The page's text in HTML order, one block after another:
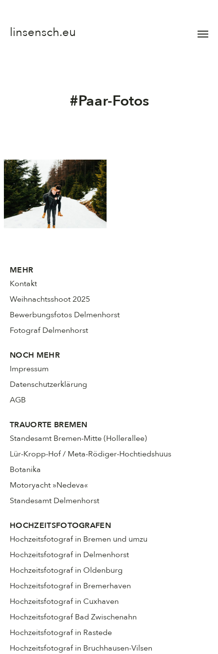
linsensch.eu
Menü
#Paar-Fotos
MEHR
Kontakt
Weihnachtsshoot 2025
Bewerbungsfotos Delmenhorst
Fotograf Delmenhorst
NOCH MEHR
Impressum
Datenschutzerklärung
AGB
TRAUORTE BREMEN
Standesamt Bremen-Mitte (Hollerallee)
Lür-Kropp-Hof / Meta-Rödiger-Hochtiedshuus
Botanika
Motoryacht »Nedeva«
Standesamt Delmenhorst
HOCHZEITSFOTOGRAFEN
Hochzeitsfotograf in Bremen und umzu
Hochzeitsfotograf in Delmenhorst
Hochzeitsfotograf in Oldenburg
Hochzeitsfotograf in Bremerhaven
Hochzeitsfotograf in Cuxhaven
Hochzeitsfotograf Bad Zwischenahn
Hochzeitsfotograf in Rastede
Hochzeitsfotograf in Bruchhausen-Vilsen